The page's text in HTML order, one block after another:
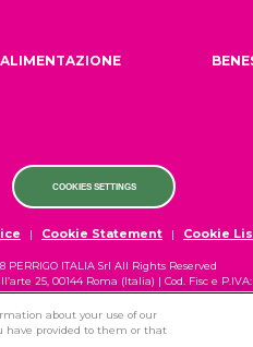
ALIMENTAZIONE
COOKIES SETTINGS
Cookie Statement Cookie
PERRIGO ITALIA Srl All Rights Reserved
25, 00144 Roma (Italia) | Cod. Fisc e P.IVA:
ITALIA Srl| Capitale Sociale: € 6.012.000 i.v.
Amazon io ricevo un guadagno dagli acquisti
about your use of our
have provided to them or that